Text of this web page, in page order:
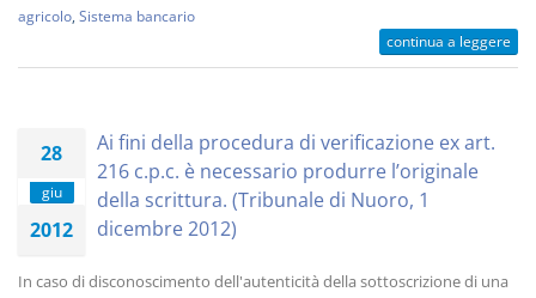
agricolo Sistema bancario
continua a leggere
28
giu
2012
Ai fini della procedura di verificazione ex art.
216 c.p.c. è necessario produrre l’originale
della scrittura. (Tribunale di Nuoro, 1
dicembre 2012)
In caso di disconoscimento dell'autenticità della sottoscrizione di una